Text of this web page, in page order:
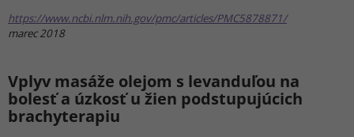
https://www.ncbi.nlm.nih.gov/pmc/articles/PMC5878871/
marec 2018
Vplyv masáže olejom s levanduľou na
bolesť a úzkosť u žien podstupujúcich
brachyterapiu